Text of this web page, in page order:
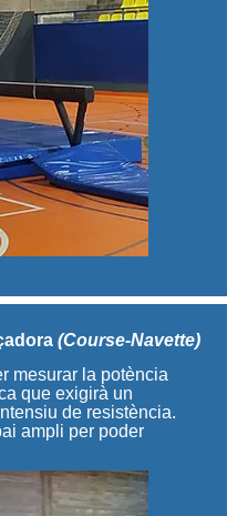
(Course-Navette)
mesurar la potència
que exigirà un
de resistència.
ampli per poder